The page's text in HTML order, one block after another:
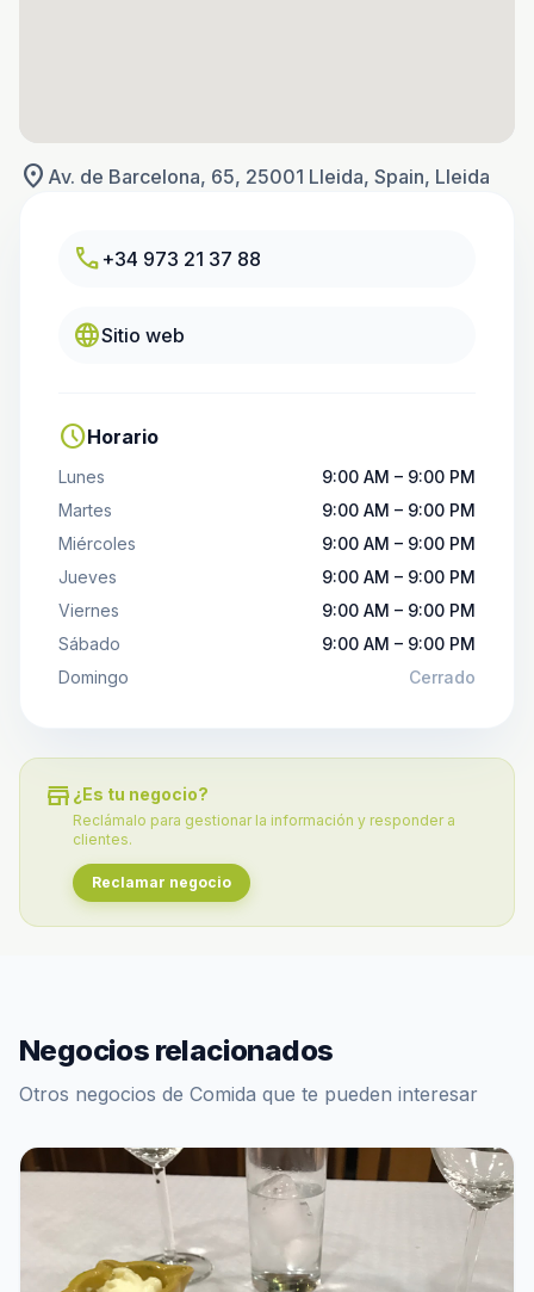
location_on Av. de Barcelona, 65, 25001 Lleida, Spain, Lleida
call +34 973 21 37 88
languageSitio web
scheduleHorario
Lunes
9:00 AM – 9:00 PM
Martes
9:00 AM – 9:00 PM
Miércoles
9:00 AM – 9:00 PM
Jueves
9:00 AM – 9:00 PM
Viernes
9:00 AM – 9:00 PM
Sábado
9:00 AM – 9:00 PM
Domingo
Cerrado
store ¿Es tu negocio?
Reclámalo para gestionar la información y responder a
clientes.
Reclamar negocio
Negocios relacionados
Otros negocios de Comida que te pueden interesar